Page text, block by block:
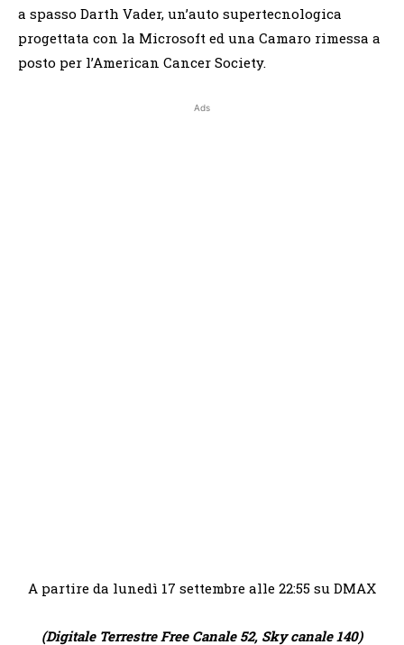
a spasso Darth Vader, un’auto supertecnologica
progettata con la Microsoft ed una Camaro rimessa a
posto per l’American Cancer Society.
Ads
A partire da lunedì 17 settembre alle 22:55 su DMAX
(Digitale Terrestre Free Canale 52, Sky canale 140)